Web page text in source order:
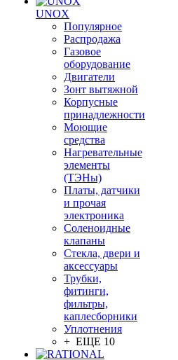
UNOX
Популярное
Распродажа
Газовое
оборудование
Двигатели
Зонт вытяжной
Корпусные
принадлежности
Моющие
средства
Нагревательные
элементы
(ТЭНы)
Платы, датчики
и прочая
электроника
Соленоидные
клапаны
Стекла, двери и
аксессуары
Трубки,
фитинги,
фильтры,
каплесборники
Уплотнения
+ ЕЩЕ 10